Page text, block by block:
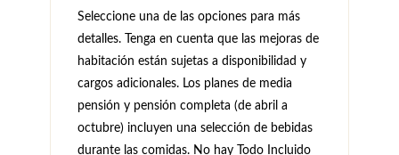
Seleccione una de las opciones para más
detalles. Tenga en cuenta que las mejoras de
habitación están sujetas a disponibilidad y
cargos adicionales. Los planes de media
pensión y pensión completa (de abril a
octubre) incluyen una selección de bebidas
durante las comidas. No hay Todo Incluido